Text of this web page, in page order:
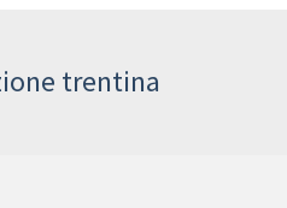
trentina